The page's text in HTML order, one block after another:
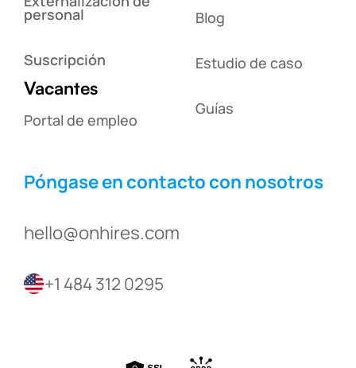
personal
Suscripción
Blog
Estudio de caso
Guías
Vacantes
Portal de empleo
Póngase en contacto con nosotros
hello@onhires.com
+1 484 312 0295